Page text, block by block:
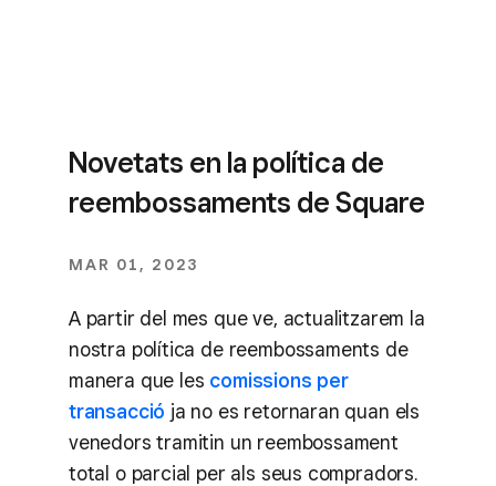
Novetats en la política de
reembossaments de Square
MAR 01, 2023
A partir del mes que ve, actualitzarem la
nostra política de reembossaments de
manera que les comissions per
transacció ja no es retornaran quan els
venedors tramitin un reembossament
total o parcial per als seus compradors.